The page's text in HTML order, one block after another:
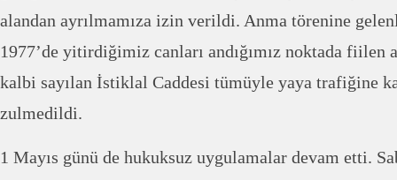
alandan ayrılmamıza izin verildi. Anma törenine
1977’de yitirdiğimiz canları andığımız noktada fiilen
kalbi sayılan İstiklal Caddesi tümüyle yaya trafiğine
zulmedildi.
1 Mayıs günü de hukuksuz uygulamalar devam etti.